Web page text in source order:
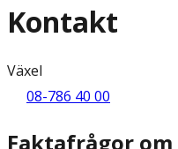
Kontakt
Växel
08-786 40 00
Faktafrågor om